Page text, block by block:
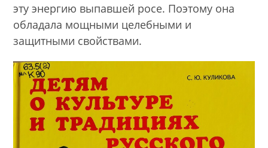
эту энергию выпавшей росе. Поэтому она
обладала мощными целебными и
защитными свойствами.